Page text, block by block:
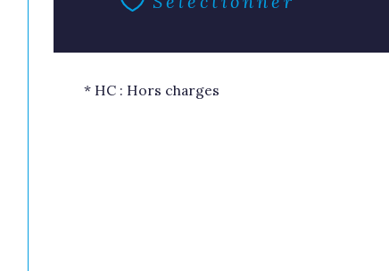
* HC : Hors charges